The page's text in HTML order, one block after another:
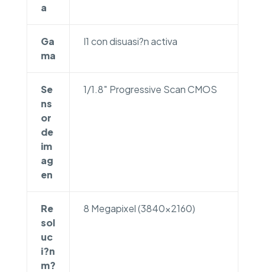
a
Ga
ma
I1 con disuasi?n activa
Se
ns
or
de
im
ag
en
1/1.8″ Progressive Scan CMOS
Re
sol
uc
i?n
m?
8 Megapixel (3840×2160)